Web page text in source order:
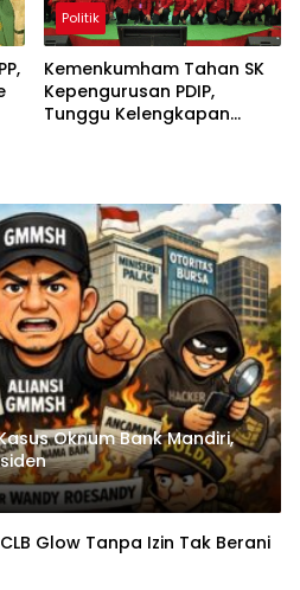
Politik
Kemenkumham Tahan SK
Kepengurusan PDIP,
Tunggu Kelengkapan
Oknum Bank Mandiri,
Glow Tanpa Izin Tak Berani